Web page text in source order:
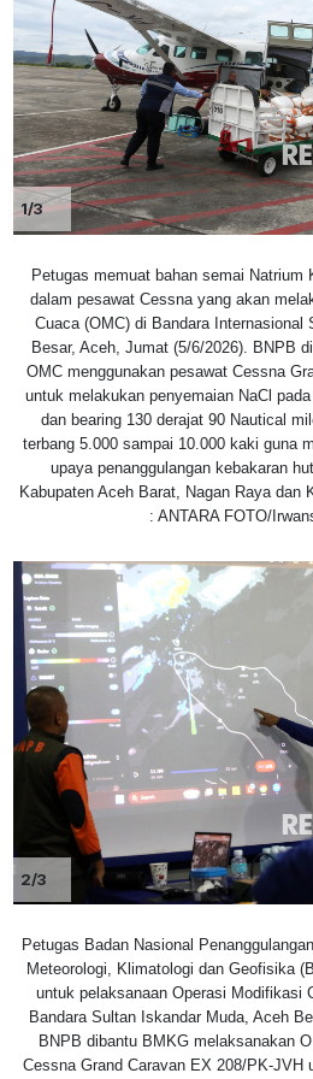
1/3
Petugas memuat bahan semai Natrium
dalam pesawat Cessna yang akan
Cuaca (OMC) di Bandara Internasional
Besar, Aceh, Jumat (5/6/2026). BNPB
OMC menggunakan pesawat Cessna
untuk melakukan penyemaian NaCl
dan bearing 130 derajat 90 Nautical
terbang 5.000 sampai 10.000 kaki guna
upaya penanggulangan kebakaran
Kabupaten Aceh Barat, Nagan Raya dan
: ANTARA FOTO/
2/3
Petugas Badan Nasional
Meteorologi, Klimatologi dan Geofisika
untuk pelaksanaan Operasi Modifikasi
Bandara Sultan Iskandar Muda, Aceh
BNPB dibantu BMKG melaksanakan
Cessna Grand Caravan EX 208/PK-JVH